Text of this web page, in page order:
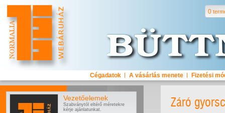
0
Cégadatok A vásárlás menete Fizetési
Vezetőelemek
Szabványtól eltérő méretekre
kérje ajánlatunkat.
Záró